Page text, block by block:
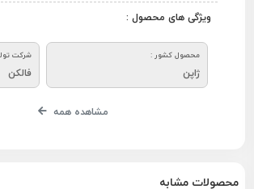
ویژگی های محصول :
محصول کشور :
ژاپن
شرکت
فالکن
مشاهده همه
محصولات مشابه